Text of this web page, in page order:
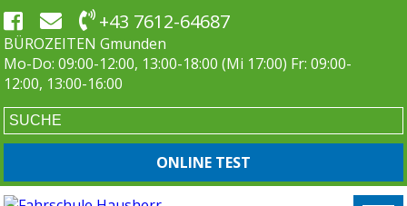
+43 7612-64687
BÜROZEITEN Gmunden
Mo-Do: 09:00-12:00, 13:00-18:00 (Mi 17:00) Fr: 09:00-
12:00, 13:00-16:00
ONLINE TEST